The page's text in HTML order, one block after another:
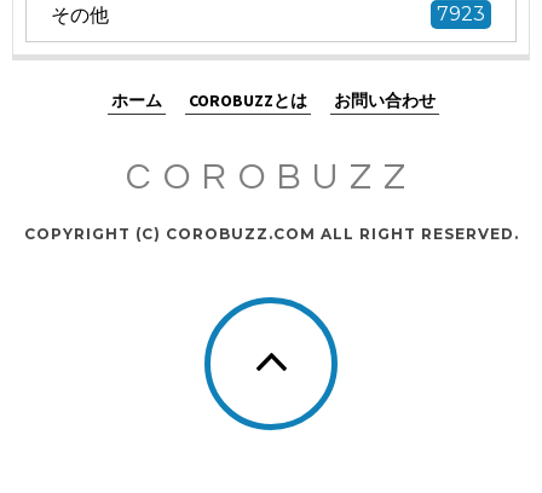
その他 7923
ホーム COROBUZZとは お問い合わせ
COROBUZZ
COPYRIGHT (C) COROBUZZ.COM ALL RIGHT RESERVED.